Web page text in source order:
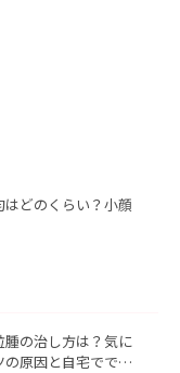
どのくらい？小顔
腫の治し方は？気に
原因と自宅ででき